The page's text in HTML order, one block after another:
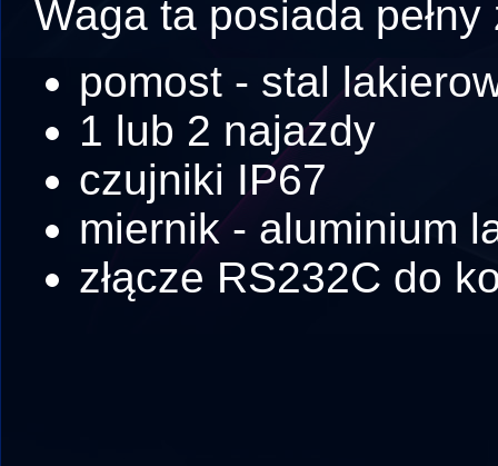
Waga ta posiada
pomost - stal
1 lub 2 najazdy
czujniki IP67
miernik - aluminium
złącze RS232C do